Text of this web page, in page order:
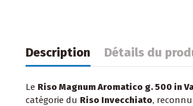
Description Détails du
Le Riso Magnum Aromatico g. 500 in
catégorie du Riso Invecchiato,